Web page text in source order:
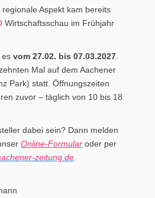
Aspekt kam bereits
Wirtschaftsschau im Frühjahr
es vom 27.02. bis 07.03.2027.
Mal auf dem Aachener
Park) statt. Öffnungszeiten
zuvor – täglich von 10 bis 18
dabei sein? Dann melden
Online-Formular oder per
zeitung.de.